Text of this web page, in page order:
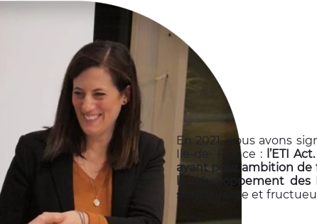
En 2021, nous avons
Ile-de- France : l’ETI
ayant pour ambition de
le développement des
structurante et